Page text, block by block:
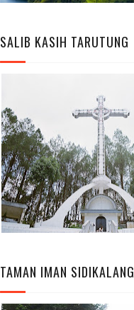
SALIB KASIH TARUTUNG
TAMAN IMAN SIDIKALANG